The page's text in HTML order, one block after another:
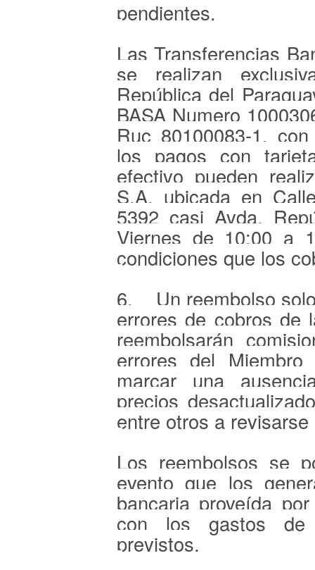
pendientes.
Las Transferencias
se realizan
República del
BASA Numero
Ruc 80100083-1,
los pagos con
efectivo pueden
S.A. ubicada en
5392 casi Avda.
Viernes de 10:00 a
condiciones que los
6. Un reembolso
errores de cobros de
reembolsarán
errores del
marcar una
precios
entre otros a
Los reembolsos se
evento que los
bancaria proveída
con los gastos de
previstos.